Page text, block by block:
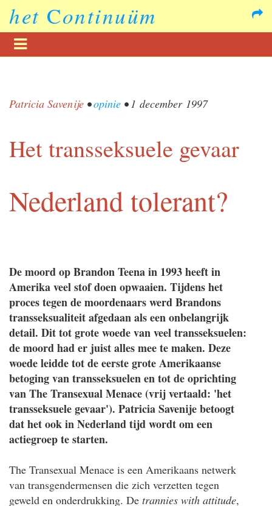
het Continuüm
Patricia Savenije •opinie • 1 december 1997
Het transseksuele gevaar
Nederland tolerant?
De moord op Brandon Teena in 1993 heeft in
Amerika veel stof doen opwaaien. Tijdens het
proces tegen de moordenaars werd Brandons
transseksualiteit afgedaan als een onbelangrijk
detail. Dit tot grote woede van veel transseksuelen:
de moord had er juist alles mee te maken. Deze
woede leidde tot de eerste grote Amerikaanse
betoging van transseksuelen en tot de oprichting
van The Transexual Menace (vrij vertaald: 'het
transseksuele gevaar'). Patricia Savenije betoogt
dat het ook in Nederland tijd wordt om een
actiegroep te starten.
The Transexual Menace is een Amerikaans netwerk
van transgendermensen die zich verzetten tegen
geweld en onderdrukking. De trannies with attitude,